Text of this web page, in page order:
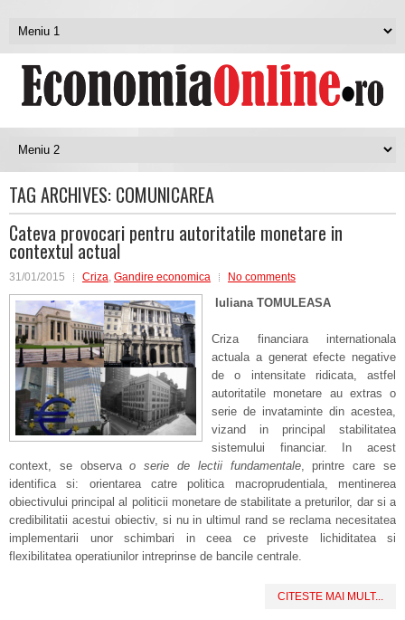
TAG ARCHIVES: COMUNICAREA
Cateva provocari pentru autoritatile monetare in
contextul actual
31/01/2015 Criza, Gandire economica No comments
Iuliana TOMULEASA
Criza financiara internationala
actuala a generat efecte negative
de o intensitate ridicata, astfel
autoritatile monetare au extras o
serie de invataminte din acestea,
vizand in principal stabilitatea
sistemului financiar. In acest
context, se observao serie de lectii fundamentale, printre care se
identifica si: orientarea catre politica macroprudentiala, mentinerea
obiectivului principal al politicii monetare de stabilitate a preturilor, dar si a
credibilitatii acestui obiectiv, si nu in ultimul rand se reclama necesitatea
implementarii unor schimbari in ceea ce priveste lichiditatea si
flexibilitatea operatiunilor intreprinse de bancile centrale.
CITESTE MAI MULT...